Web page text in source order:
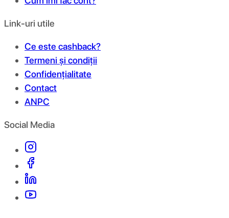
Link-uri utile
Ce este cashback?
Termeni și condiții
Confidențialitate
Contact
ANPC
Social Media